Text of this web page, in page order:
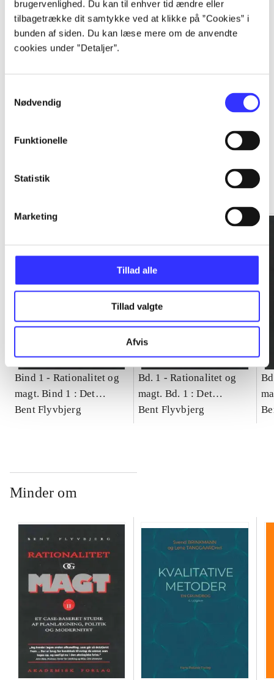
brugervenlighed. Du kan til enhver tid ændre eller
tilbagetrække dit samtykke ved at klikke på ”Cookies” i
bunden af siden. Du kan læse mere om de anvendte
cookies under ”Detaljer”.
Nødvendig
Funktionelle
Statistik
Marketing
Tillad alle
Tillad valgte
Afvis
...
Bind 1 - Rationalitet og
magt. Bind 1 : Det
konkretes videnskab
Bent Flyvbjerg
Bd. 1 -Rationalitet og
magt. Bd. 1 : Det
konkretes videnskab
Bent Flyvbjerg
Minder om